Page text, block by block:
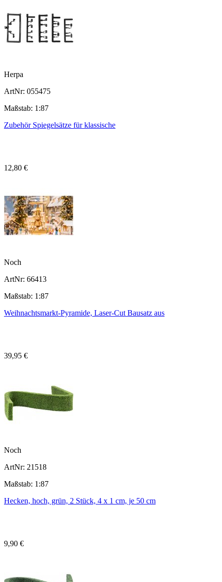
Herpa
ArtNr: 055475
Maßstab: 1:87
Zubehör Spiegelsätze für klassische
12,80 €
Noch
ArtNr: 66413
Maßstab: 1:87
Weihnachtsmarkt-Pyramide, Laser-Cut Bausatz aus
39,95 €
Noch
ArtNr: 21518
Maßstab: 1:87
Hecken, hoch, grün, 2 Stück, 4 x 1 cm, je 50 cm
9,90 €